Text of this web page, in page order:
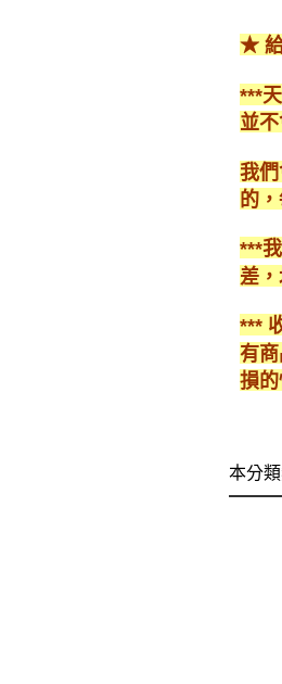
★
***
並
我
的
***
差
***
有
損
本分